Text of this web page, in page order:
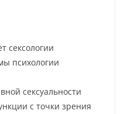
сексологии
психологии
сексуальности
с точки зрения